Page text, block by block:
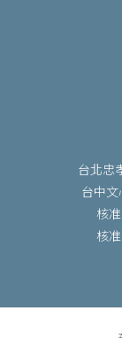
台北忠
台中
核
核